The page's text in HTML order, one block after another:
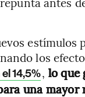
estímulos
los
14,5%, lo que
una mayor